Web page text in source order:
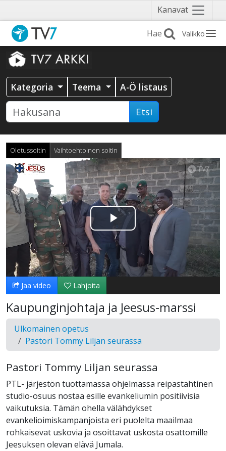
Kanavat Näytä
valikko
Valikko
Kategoria Teema A-Ö listaus
Etsi
Oletussoitin Vaihtoehtoinen soitin
Toista
Video
Jaa video Lahjoita
Kaupunginjohtaja ja Jeesus-marssi
Ulkomainen opetus
Pastori Tommy Liljan seurassa
Pastori Tommy Liljan seurassa
PTL- järjestön tuottamassa ohjelmassa reipastahtinen
studio-osuus nostaa esille evankeliumin positiivisia
vaikutuksia. Tämän ohella välähdykset
evankelioimiskampanjoista eri puolelta maailmaa
rohkaisevat uskovia ja osoittavat uskosta osattomille
Jeesuksen olevan elävä Jumala.